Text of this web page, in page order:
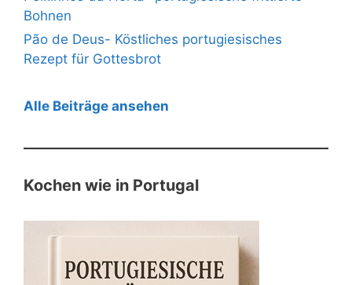
Bohnen
Pão de Deus- Köstliches portugiesisches
Rezept für Gottesbrot
Alle Beiträge ansehen
Kochen wie in Portugal